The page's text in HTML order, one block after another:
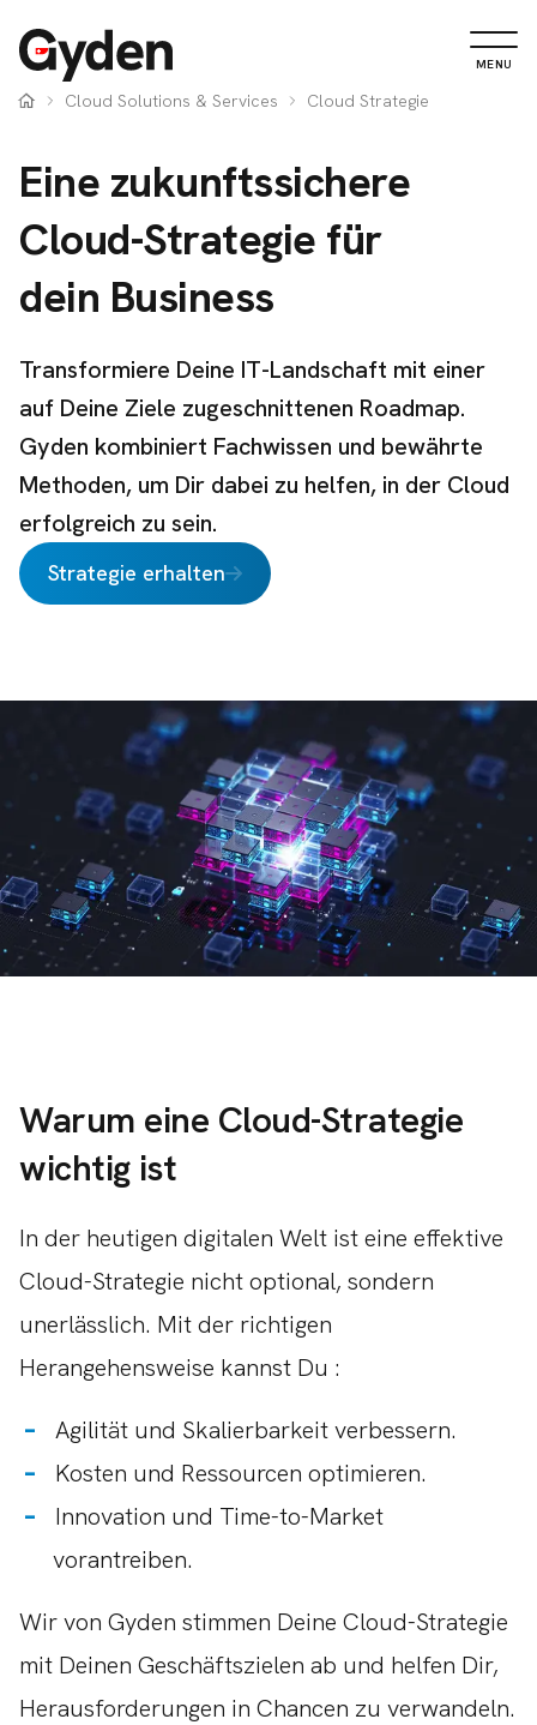
Cloud Solutions & Services Cloud Strategie
MENU
Eine zukunftssichere
Cloud-Strategie für
dein Business
Transformiere Deine IT-Landschaft mit einer
auf Deine Ziele zugeschnittenen Roadmap.
Gyden kombiniert Fachwissen und bewährte
Methoden, um Dir dabei zu helfen, in der Cloud
erfolgreich zu sein.
Strategie erhalten
Warum eine Cloud-Strategie
wichtig ist
In der heutigen digitalen Welt ist eine effektive
Cloud-Strategie nicht optional, sondern
unerlässlich. Mit der richtigen
Herangehensweise kannst Du :
Agilität und Skalierbarkeit verbessern.
Kosten und Ressourcen optimieren.
Innovation und Time-to-Market
vorantreiben.
Wir von Gyden stimmen Deine Cloud-Strategie
mit Deinen Geschäftszielen ab und helfen Dir,
Herausforderungen in Chancen zu verwandeln.